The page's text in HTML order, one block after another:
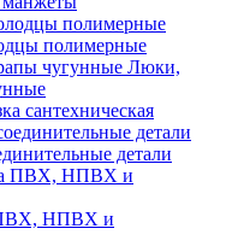
полимерные
Люки,
сантехническая
детали
ПВХ, НПВХ и